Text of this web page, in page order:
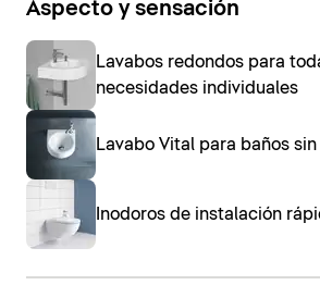
Aspecto y sensación
Lavabos redondos para
necesidades individuales
Lavabo Vital para baños
Inodoros de instalación